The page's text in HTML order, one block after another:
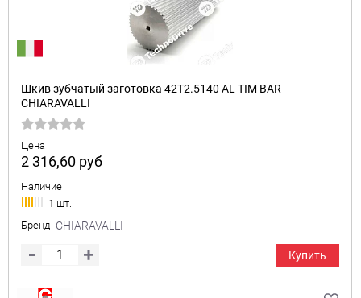
Шкив зубчатый заготовка 42T2.5140 AL TIM BAR
CHIARAVALLI
Цена
2 316,60 руб
Наличие
1 шт.
Бренд CHIARAVALLI
Купить